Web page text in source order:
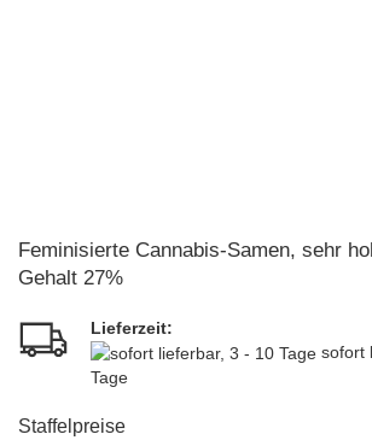
Feminisierte Cannabis-Samen, sehr
Gehalt 27%
Lieferzeit:
sofort
Tage
Staffelpreise